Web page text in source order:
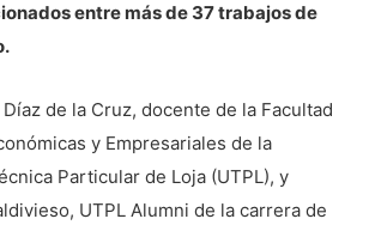
entre más de 37 trabajos de
de la Cruz, docente de la Facultad
y Empresariales de la
Particular de Loja (UTPL), y
UTPL Alumni de la carrera de